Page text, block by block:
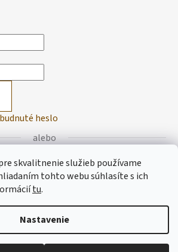
skvalitnenie služieb používame
tohto webu súhlasíte s ich
tu.
Nastavenie
heslo
alebo
Prihlásiť sa cez Facebook
Prihlásiť sa cez Google
Vytvoril Shoptet